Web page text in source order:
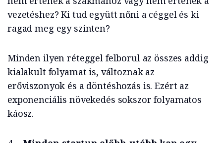
vezetéshez? Ki tud együtt nőni a céggel és ki
ragad meg egy szinten?
Minden ilyen réteggel felborul az összes addig
kialakult folyamat is, változnak az
erőviszonyok és a döntéshozás is. Ezért az
exponenciális növekedés sokszor folyamatos
káosz.